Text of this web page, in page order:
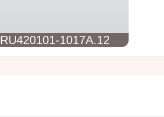
RU420101-1017A.12